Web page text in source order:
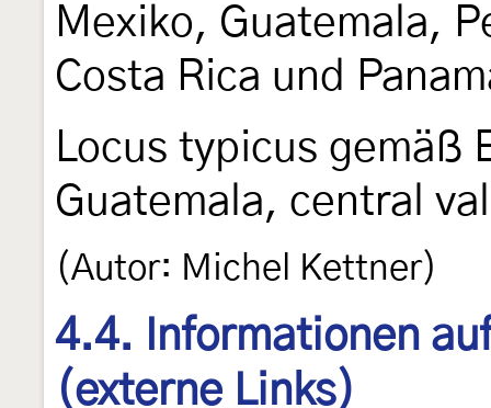
Mexiko, Guatemala,
Costa Rica und
Locus typicus gemäß
Guatemala, central
(Autor: Michel Kettner)
4.4. Informationen
(externe Links)